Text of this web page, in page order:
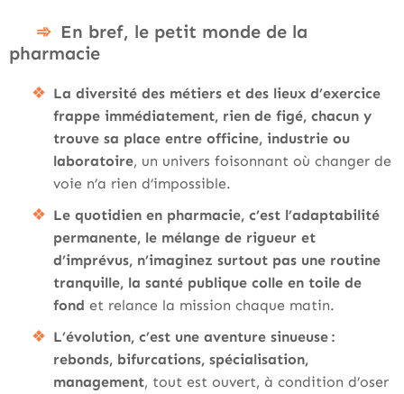
En bref, le petit monde de la
pharmacie
La diversité des métiers et des lieux d’exercice
frappe immédiatement, rien de figé, chacun y
trouve sa place entre officine, industrie ou
laboratoire, un univers foisonnant où changer de
voie n’a rien d’impossible.
Le quotidien en pharmacie, c’est l’adaptabilité
permanente, le mélange de rigueur et
d’imprévus, n’imaginez surtout pas une routine
tranquille, la santé publique colle en toile de
fond et relance la mission chaque matin.
L’évolution, c’est une aventure sinueuse :
rebonds, bifurcations, spécialisation,
management, tout est ouvert, à condition d’oser